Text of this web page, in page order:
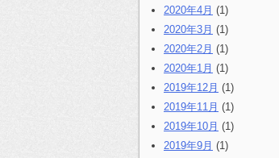
2020年4月 (1)
2020年3月 (1)
2020年2月 (1)
2020年1月 (1)
2019年12月 (1)
2019年11月 (1)
2019年10月 (1)
2019年9月 (1)